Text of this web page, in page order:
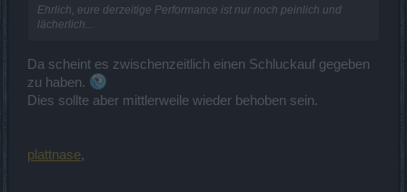
Ehrlich, eure derzeitige Performance ist nur noch peinlich und
lächerlich...
Da scheint es zwischenzeitlich einen Schluckauf gegeben
zu haben.
Dies sollte aber mittlerweile wieder behoben sein.
plattnase,